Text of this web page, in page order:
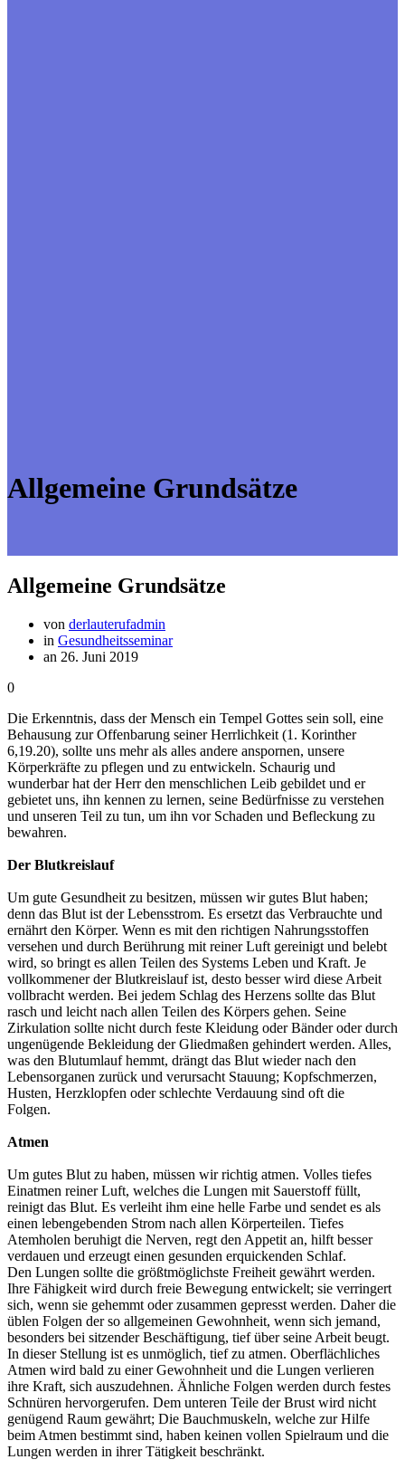
Allgemeine Grundsätze
Allgemeine Grundsätze
von derlauterufadmin
in Gesundheitsseminar
an 26. Juni 2019
0
Die Erkenntnis, dass der Mensch ein Tempel Gottes sein soll, eine
Behausung zur Offenbarung seiner Herrlichkeit (1. Korinther
6,19.20), sollte uns mehr als alles andere anspornen, unsere
Körperkräfte zu pflegen und zu entwickeln. Schaurig und
wunderbar hat der Herr den menschlichen Leib gebildet und er
gebietet uns, ihn kennen zu lernen, seine Bedürfnisse zu verstehen
und unseren Teil zu tun, um ihn vor Schaden und Befleckung zu
bewahren.
Der Blutkreislauf
Um gute Gesundheit zu besitzen, müssen wir gutes Blut haben;
denn das Blut ist der Lebensstrom. Es ersetzt das Verbrauchte und
ernährt den Körper. Wenn es mit den richtigen Nahrungsstoffen
versehen und durch Berührung mit reiner Luft gereinigt und belebt
wird, so bringt es allen Teilen des Systems Leben und Kraft. Je
vollkommener der Blutkreislauf ist, desto besser wird diese Arbeit
vollbracht werden. Bei jedem Schlag des Herzens sollte das Blut
rasch und leicht nach allen Teilen des Körpers gehen. Seine
Zirkulation sollte nicht durch feste Kleidung oder Bänder oder durch
ungenügende Bekleidung der Gliedmaßen gehindert werden. Alles,
was den Blutumlauf hemmt, drängt das Blut wieder nach den
Lebensorganen zurück und verursacht Stauung; Kopfschmerzen,
Husten, Herzklopfen oder schlechte Verdauung sind oft die
Folgen.
Atmen
Um gutes Blut zu haben, müssen wir richtig atmen. Volles tiefes
Einatmen reiner Luft, welches die Lungen mit Sauerstoff füllt,
reinigt das Blut. Es verleiht ihm eine helle Farbe und sendet es als
einen lebengebenden Strom nach allen Körperteilen. Tiefes
Atemholen beruhigt die Nerven, regt den Appetit an, hilft besser
verdauen und erzeugt einen gesunden erquickenden Schlaf.
Den Lungen sollte die größtmöglichste Freiheit gewährt werden.
Ihre Fähigkeit wird durch freie Bewegung entwickelt; sie verringert
sich, wenn sie gehemmt oder zusammen gepresst werden. Daher die
üblen Folgen der so allgemeinen Gewohnheit, wenn sich jemand,
besonders bei sitzender Beschäftigung, tief über seine Arbeit beugt.
In dieser Stellung ist es unmöglich, tief zu atmen. Oberflächliches
Atmen wird bald zu einer Gewohnheit und die Lungen verlieren
ihre Kraft, sich auszudehnen. Ähnliche Folgen werden durch festes
Schnüren hervorgerufen. Dem unteren Teile der Brust wird nicht
genügend Raum gewährt; Die Bauchmuskeln, welche zur Hilfe
beim Atmen bestimmt sind, haben keinen vollen Spielraum und die
Lungen werden in ihrer Tätigkeit beschränkt.